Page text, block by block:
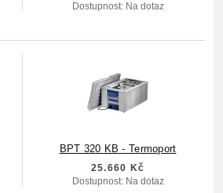
Dostupnost: Na dotaz
BPT 320 KB - Termoport
25.660 Kč
Dostupnost: Na dotaz